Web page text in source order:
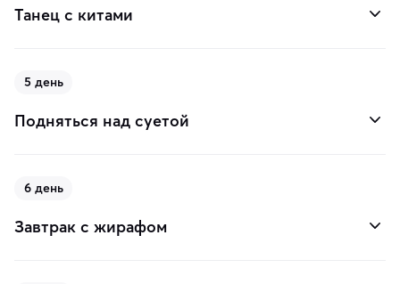
Танец с китами
5 день
Подняться над суетой
6 день
Завтрак с жирафом